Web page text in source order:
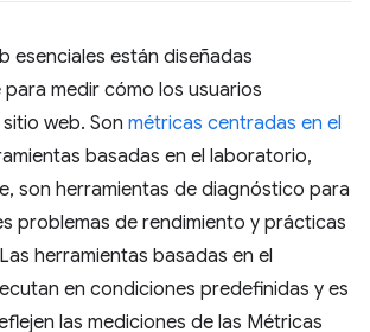
esenciales están diseñadas
medir cómo los usuarios
web. Son métricas centradas en el
basadas en el laboratorio,
son herramientas de diagnóstico para
problemas de rendimiento y prácticas
herramientas basadas en el
en condiciones predefinidas y es
las mediciones de las Métricas